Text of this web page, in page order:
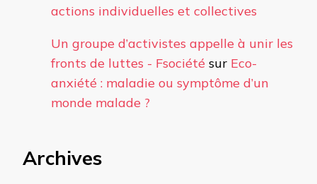
actions individuelles et collectives
Un groupe d’activistes appelle à unir les
fronts de luttes - Fsociété sur Eco-
anxiété : maladie ou symptôme d’un
monde malade ?
Archives